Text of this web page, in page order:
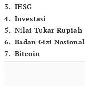
3. IHSG
4. Investasi
5. Nilai Tukar Rupiah
6. Badan Gizi Nasional
7. Bitcoin